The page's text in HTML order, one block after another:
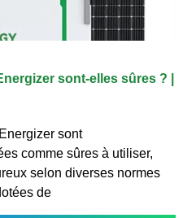
sont-elles sûres ? |
sont
comme sûres à utiliser,
selon diverses normes
de